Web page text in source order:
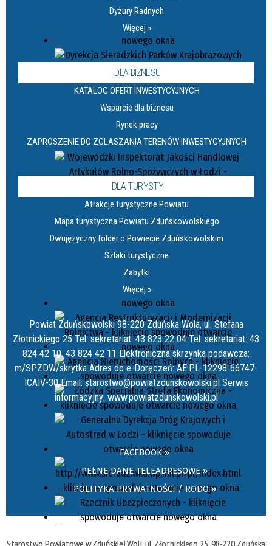
Dyżury Radnych
Więcej »
DLA BIZNESU
KATALOG OFERT INWESTYCYJNYCH
Wsparcie dla biznesu
Rynek pracy
ZAPROSZENIE DO ZGLASZANIA TERENÓW INWESTYCYJNYCH
DLA TURYSTY
Atrakcje turystyczne Powiatu
Mapa turystyczna Powiatu Zduńskowolskiego
Dwujęzyczny folder o Powiecie Zduńskowolskim
Szlaki turystyczne
Zabytki
Więcej »
Powiat Zduńskowolski 98-220 Zduńska Wola, ul. Stefana
Złotnickiego 25 Tel. sekretariat: 43 823 22 04 Tel. sekretariat: 43
824 42 10, 43 824 42 11 Elektroniczna skrzynka podawcza:
m/SPZDW/skrytka Adres do e-Doręczeń: AE:PL-12298-66747-
ICAIV-30 Email: starostwo@powiatzdunskowolski.pl Serwis
informacyjny: www.powiatzdunskowolski.pl
FACEBOOK »
PEŁNE DANE TELEADRESOWE »
POLITYKA PRYWATNOŚCI / RODO »
Starostwo Powiatowe w Zduńskiej Woli, ul. Złotnickiego 25, 98-220 Zduńska